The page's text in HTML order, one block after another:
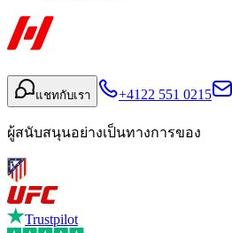
แชทกับเรา +4122 551 0215
ผู้สนับสนุนอย่างเป็นทางการของ
Trustpilot